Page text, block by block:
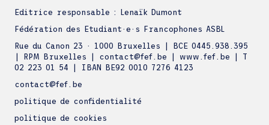
Editrice responsable : Lenaïk Dumont
Fédération des Etudiant·e·s Francophones ASBL
Rue du Canon 23 · 1000 Bruxelles | BCE 0445.938.395
| RPM Bruxelles | contact@fef.be | www.fef.be | T
02 223 01 54 | IBAN BE92 0010 7276 4123
contact@fef.be
politique de confidentialité
politique de cookies